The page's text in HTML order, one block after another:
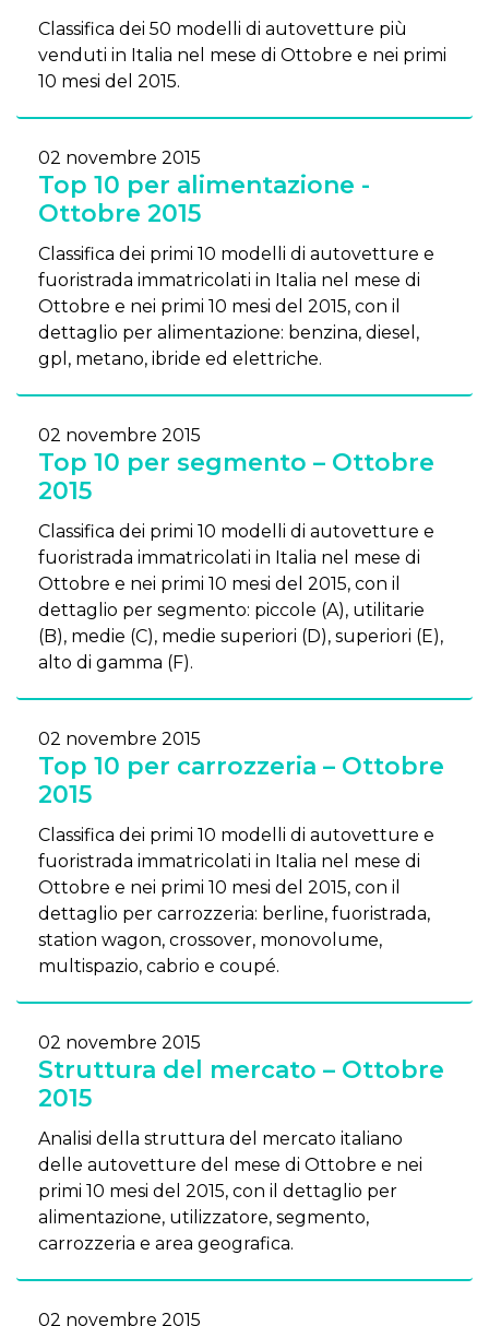
Classifica dei 50 modelli di autovetture più
venduti in Italia nel mese di Ottobre e nei primi
10 mesi del 2015.
02 novembre 2015
Top 10 per alimentazione -
Ottobre 2015
Classifica dei primi 10 modelli di autovetture e
fuoristrada immatricolati in Italia nel mese di
Ottobre e nei primi 10 mesi del 2015, con il
dettaglio per alimentazione: benzina, diesel,
gpl, metano, ibride ed elettriche.
02 novembre 2015
Top 10 per segmento – Ottobre
2015
Classifica dei primi 10 modelli di autovetture e
fuoristrada immatricolati in Italia nel mese di
Ottobre e nei primi 10 mesi del 2015, con il
dettaglio per segmento: piccole (A), utilitarie
(B), medie (C), medie superiori (D), superiori (E),
alto di gamma (F).
02 novembre 2015
Top 10 per carrozzeria – Ottobre
2015
Classifica dei primi 10 modelli di autovetture e
fuoristrada immatricolati in Italia nel mese di
Ottobre e nei primi 10 mesi del 2015, con il
dettaglio per carrozzeria: berline, fuoristrada,
station wagon, crossover, monovolume,
multispazio, cabrio e coupé.
02 novembre 2015
Struttura del mercato – Ottobre
2015
Analisi della struttura del mercato italiano
delle autovetture del mese di Ottobre e nei
primi 10 mesi del 2015, con il dettaglio per
alimentazione, utilizzatore, segmento,
carrozzeria e area geografica.
02 novembre 2015